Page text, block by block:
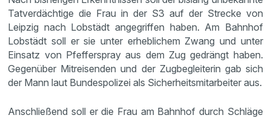
Tatverdächtige die Frau in der S3 auf der Strecke von
Leipzig nach Lobstädt angegriffen haben. Am Bahnhof
Lobstädt soll er sie unter erheblichem Zwang und unter
Einsatz von Pfefferspray aus dem Zug gedrängt haben.
Gegenüber Mitreisenden und der Zugbegleiterin gab sich
der Mann laut Bundespolizei als Sicherheitsmitarbeiter aus.
Anschließend soll er die Frau am Bahnhof durch Schläge